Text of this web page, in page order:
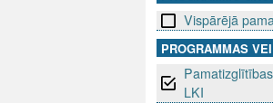
D
Vispārējā
PROGRAMMAS
LKI